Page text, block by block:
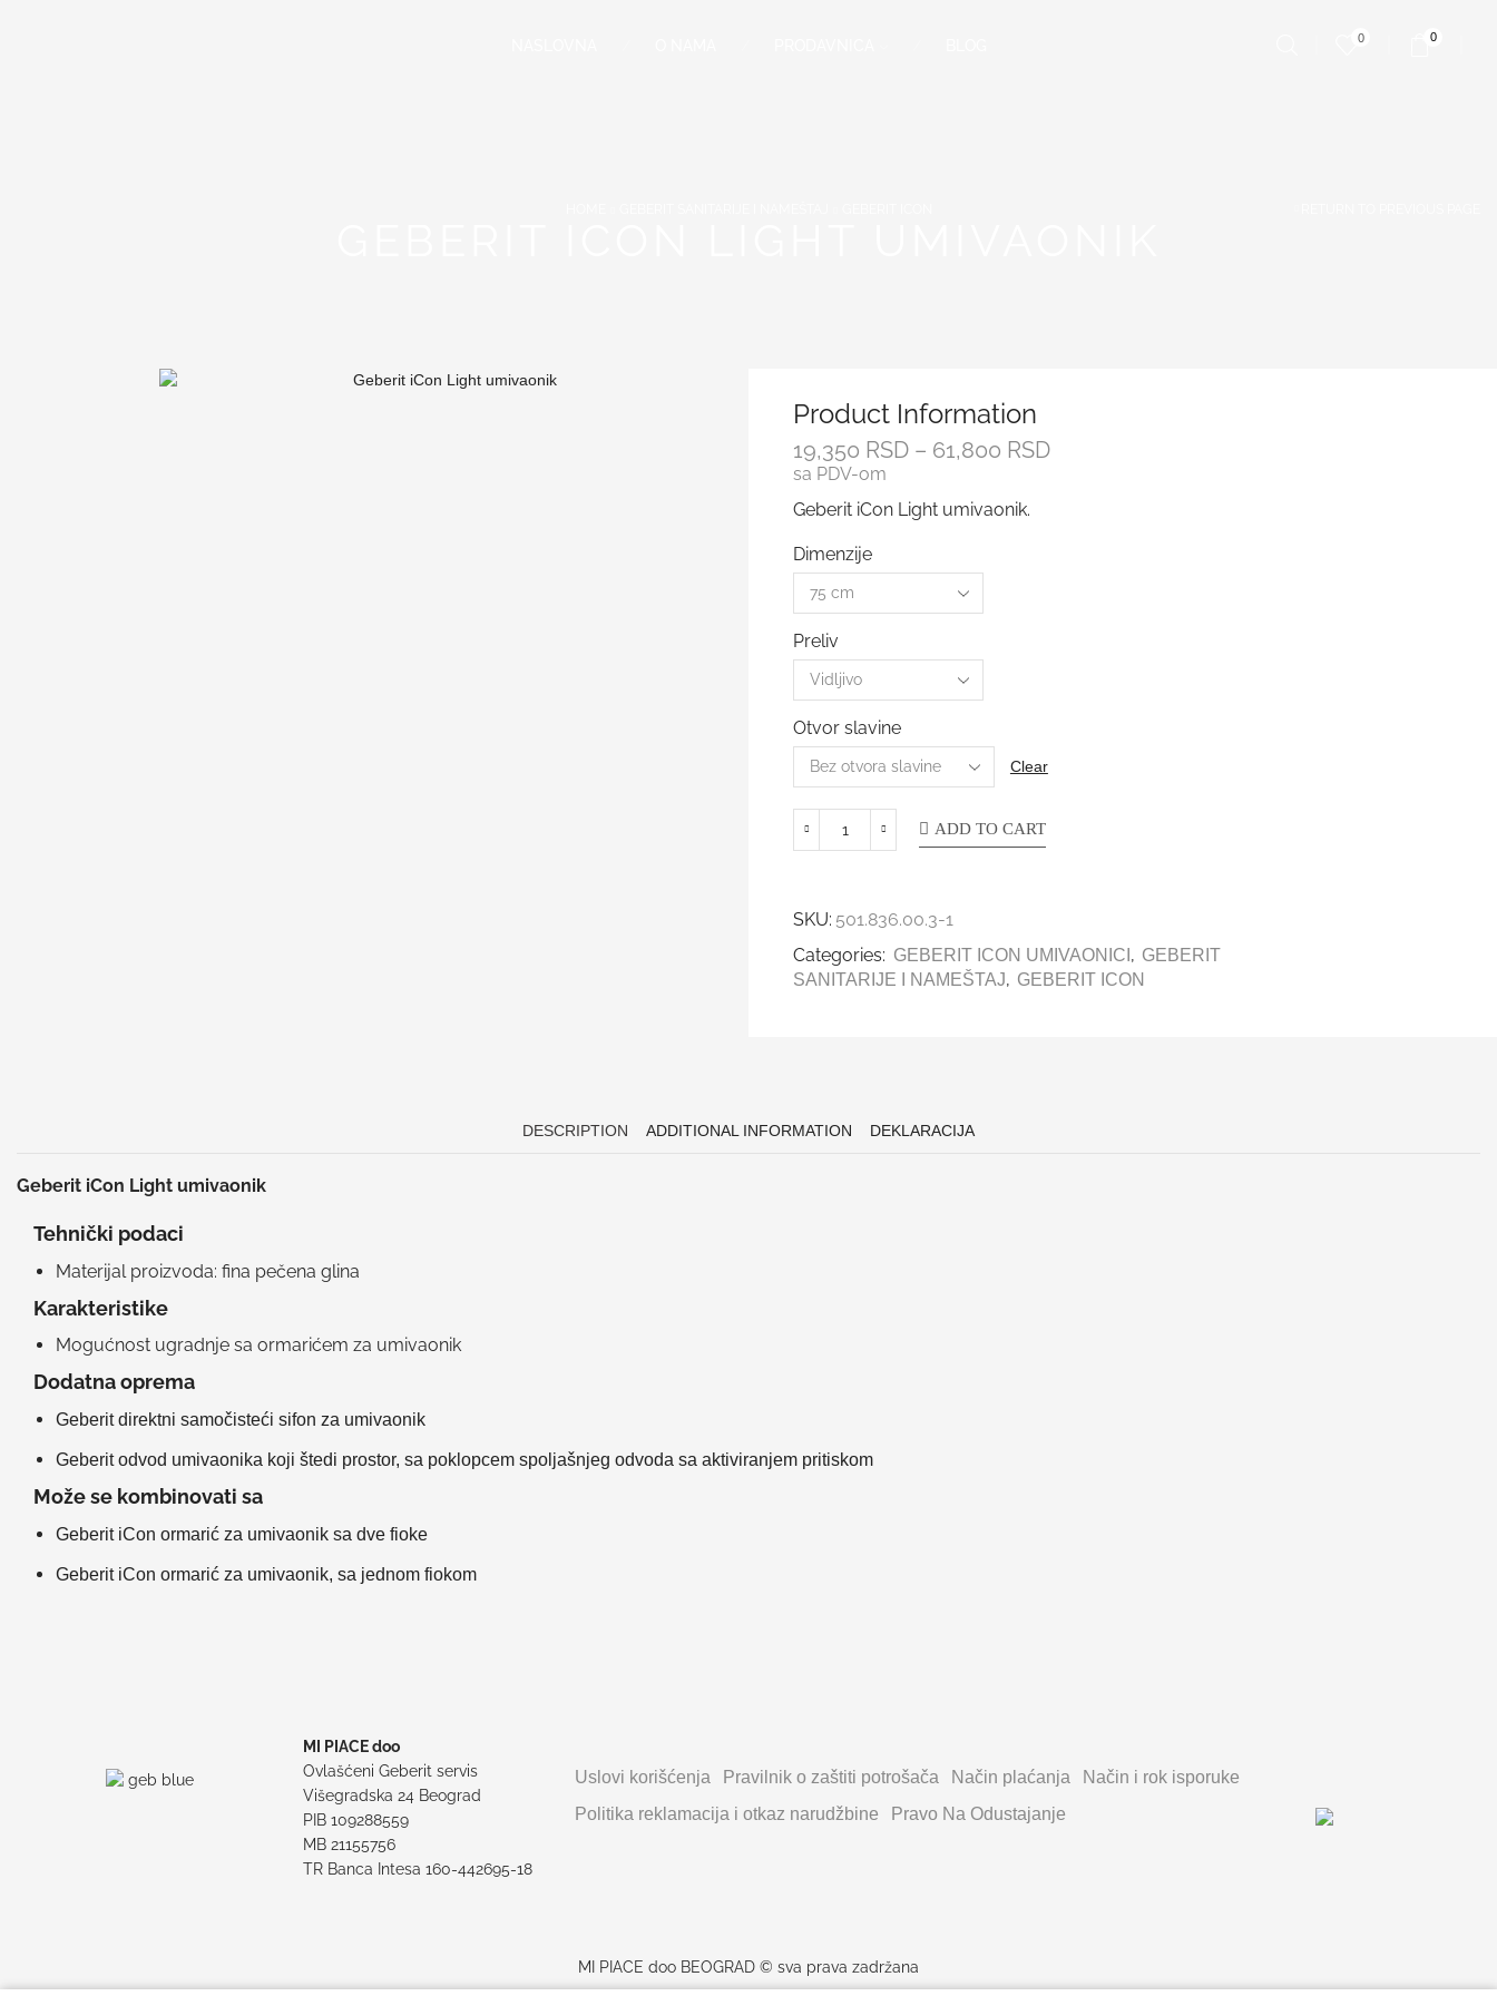
0 0
Product Information
19,350 RSD – 61,800 RSD
sa PDV-om
Geberit iCon Light umivaonik.
Dimenzije
Preliv
Otvor slavine
Clear
ADD TO CART
SKU: 501.836.00.3-1
Categories: GEBERIT ICON UMIVAONICI , GEBERIT
SANITARIJE I NAMEŠTAJ, GEBERIT ICON
DESCRIPTION ADDITIONAL INFORMATION DEKLARACIJA
Geberit iCon Light umivaonik
Tehnički podaci
Materijal proizvoda: fina pečena glina
Karakteristike
Mogućnost ugradnje sa ormarićem za umivaonik
Dodatna oprema
Geberit direktni samočisteći sifon za umivaonik
Geberit odvod umivaonika koji štedi prostor, sa poklopcem spoljašnjeg odvoda sa aktiviranjem pritiskom
Može se kombinovati sa
Geberit iCon ormarić za umivaonik sa dve fioke
Geberit iCon ormarić za umivaonik, sa jednom fiokom
MI PIACE doo
Ovlašćeni Geberit servis
Višegradska 24 Beograd
PIB 109288559
MB 21155756
TR Banca Intesa 160-442695-18
Uslovi korišćenja Pravilnik o zaštiti potrošača Način plaćanja
Način i rok isporuke
Politika reklamacija i otkaz narudžbine
Pravo Na Odustajanje
MI PIACE doo BEOGRAD © sva prava zadržana